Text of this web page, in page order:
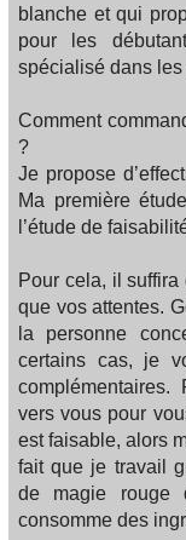
blanche et qui
pour les
spécialisé dans
Comment
?
Je propose
Ma première
l’étude de
Pour cela, il
que vos attentes.
la personne
certains cas, je
vers vous pour
est faisable, alors
fait que je travail
de magie rouge
consomme des